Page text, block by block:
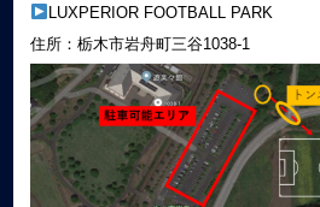
LUXPERIOR FOOTBALL PARK
住所：栃木市岩舟町三谷1038-1